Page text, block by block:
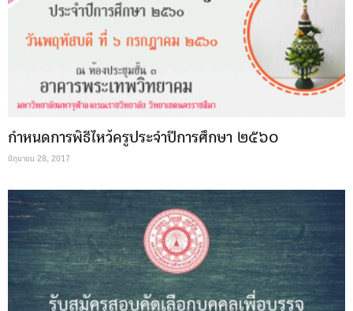
กำหนดการพิธีไหว้ครูประจำปีการศึกษา ๒๕๖๐
มิถุนายน 28, 2017